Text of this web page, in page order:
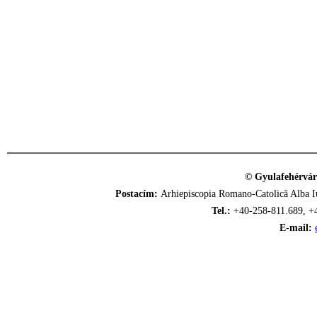
©
Postacím: Arhiepiscopia Romano-Catolică
Tel.: +40-258-811.689,
E-mail: